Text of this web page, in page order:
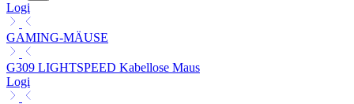
Logi
GAMING-MÄUSE
G309 LIGHTSPEED Kabellose Maus
Logi